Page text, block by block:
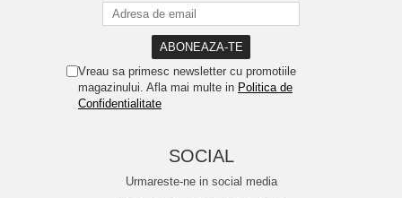
Vreau sa primesc newsletter cu promotiile
magazinului. Afla mai multe in Politica de
Confidentialitate
SOCIAL
Urmareste-ne in social media